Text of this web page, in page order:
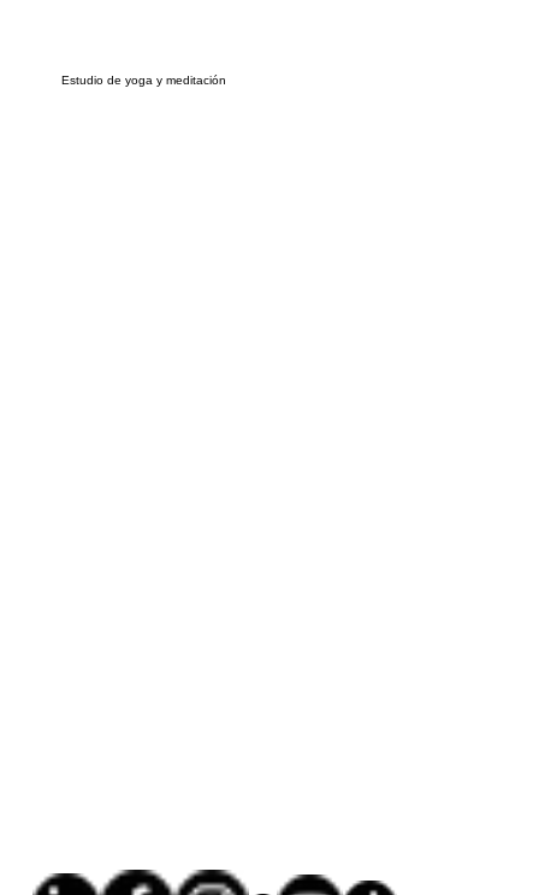
Estudio de yoga y meditación